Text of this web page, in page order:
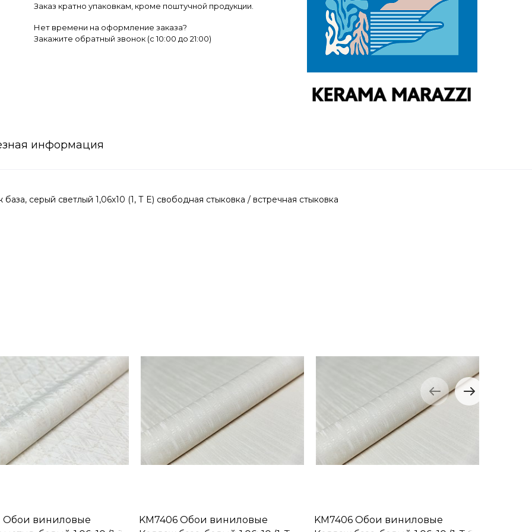
Заказ кратно упаковкам, кроме поштучной продукции.
Нет времени на оформление заказа?
Закажите обратный звонок (c 10:00 до 21:00)
информация
серый светлый 1,06х10 (1, Т E) свободная стыковка / встречная стыковка
Обои виниловые
KM7406 Обои виниловые
KM7406 Обои виниловые